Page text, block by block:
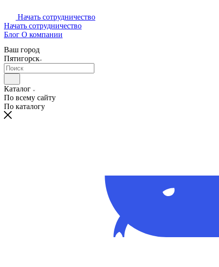
Начать сотрудничество
Начать сотрудничество
Блог О компании
Ваш город
Пятигорск
Каталог
По всему сайту
По каталогу